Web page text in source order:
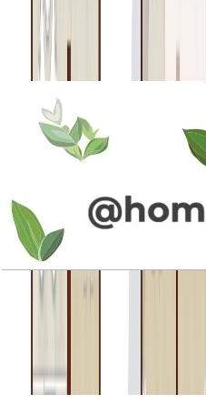
3M-2, Mid Unit (M), 1946
باز کردن چیدمان
La Rosa Phase 4,
باز کردن چیدمان